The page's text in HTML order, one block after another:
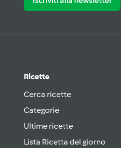
Ricette
Cerca ricette
Categorie
Ultime ricette
Lista Ricetta del giorno